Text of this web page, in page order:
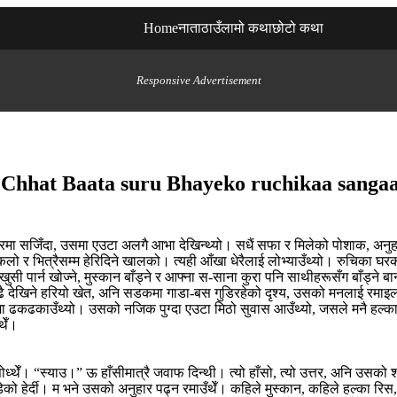
Homeनाताठाउँलामो कथाछोटो कथा
Responsive Advertisement
Chhat Baata suru Bhayeko ruchikaa
उसमा एउटा अलगै आभा देखिन्थ्यो। सधैं सफा र मिलेको पोशाक,
भित्रैसम्म हेरिदिने खालको। त्यही आँखा धेरैलाई लोभ्याउँथ्यो। रुचिका
पार्न खोज्ने, मुस्कान बाँड्ने र आफ्ना स-साना कुरा पनि साथीहरूसँग बाँड्ने
देखिने हरियो खेत, अनि सडकमा गाडा-बस गुडिरहेको दृश्य, उसको मनलाई
ढकढकाउँथ्यो। उसको नजिक पुग्दा एउटा मिठो सुवास आउँथ्यो, जसले मनै
“स्याउ।” ऊ हाँसीमात्रै जवाफ दिन्थी। त्यो हाँसो, त्यो उत्तर, अनि
हेर्दी। म भने उसको अनुहार पढ्न रमाउँथेँ। कहिले मुस्कान, कहिले हल्का